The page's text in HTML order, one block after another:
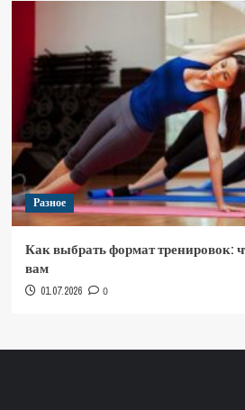
Разное
Как выбрать формат тренировок:
вам
01.07.2026 0